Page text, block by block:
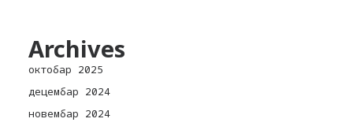
Archives
октобар 2025
децембар 2024
новембар 2024